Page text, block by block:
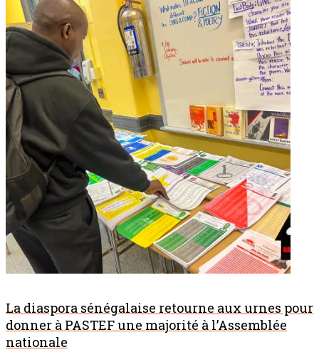
La diaspora sénégalaise retourne aux urnes pour
donner à PASTEF une majorité à l’Assemblée
nationale